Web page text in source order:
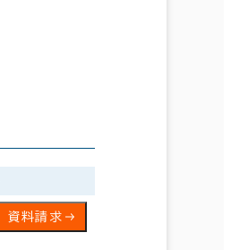
資料請求